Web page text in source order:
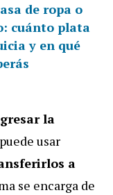
de ropa o
cuánto plata
y en qué
la
usar
a
se encarga de